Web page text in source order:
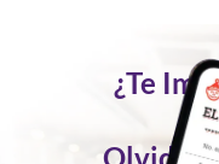
¿Te